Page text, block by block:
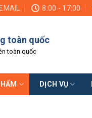
EMAIL 8:00 - 17:00
toàn quốc
toàn quốc
DỊCH VỤ